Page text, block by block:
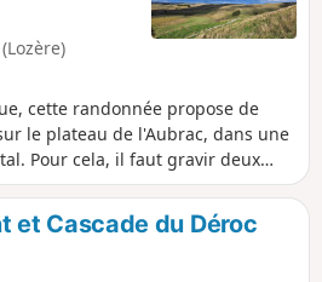
cette randonnée propose de
le plateau de l'Aubrac, dans une
Pour cela, il faut gravir deux
difficulté. Un beau patrimoine est
villages de Rieutort et de
et Cascade du Déroc